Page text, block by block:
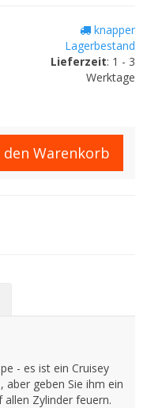
knapper
Lagerbestand
Lieferzeit: 1 - 3
Werktage
den Warenkorb
- es ist ein Cruisey
aber geben Sie ihm ein
Zylinder feuern.